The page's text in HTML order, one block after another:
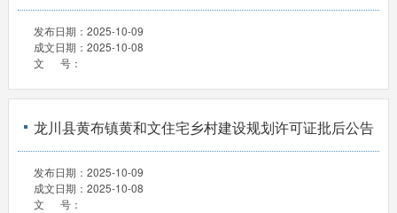
发布日期： 2025-10-09
成文日期： 2025-10-08
文 号：
龙川县黄布镇黄和文住宅乡村建设规划许可证批后公告
发布日期： 2025-10-09
成文日期： 2025-10-08
文 号：